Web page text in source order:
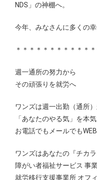
NDS」の神棚へ。
今年、みなさんに多くの
＊＊＊＊＊＊＊＊＊＊＊
週一通所の努力から
その頑張りを就労へ
ワンズは週一出勤（通所
「あなたのやる気」を本
お電話でもメールでも
ワンズはあなたの『チカ
障がい者福祉サービス 事
就労移行支援事業所 オフ